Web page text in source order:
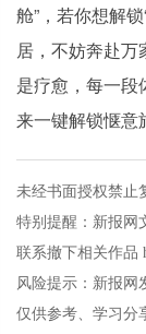
舱”，若你想解
居，不妨奔赴
是疗愈，每一段
来一键解锁惬意
未经书面授权禁止
特别提醒：新报网
联系撤下相关作品
风险提示：新报网
仅供参考、学习分